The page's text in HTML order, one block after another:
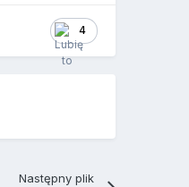
4
Następny plik